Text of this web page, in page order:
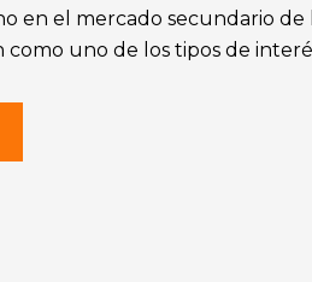
en el mercado secundario de
uno de los tipos de